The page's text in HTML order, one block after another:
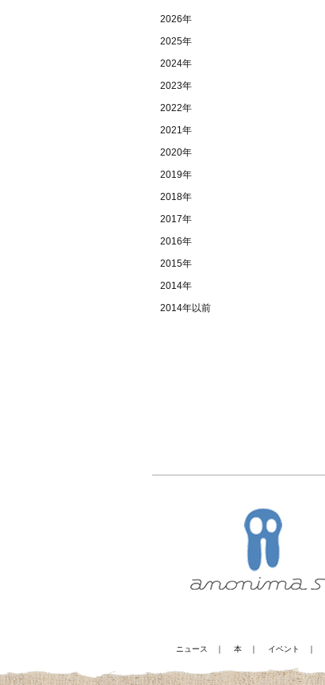
2026年
2025年
2024年
2023年
2022年
2021年
2020年
2019年
2018年
2017年
2016年
2015年
2014年
2014年以前
ニュース ｜ 本｜ イベント ｜